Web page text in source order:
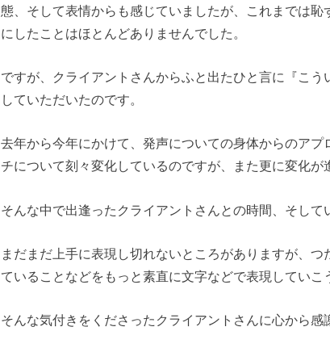
態、そして表情からも感じていましたが、これまでは
にしたことはほとんどありませんでした。
ですが、クライアントさんからふと出たひと言に『こ
していただいたのです。
去年から今年にかけて、発声についての身体からのア
チについて刻々変化しているのですが、また更に変化が
そんな中で出逢ったクライアントさんとの時間、そして
まだまだ上手に表現し切れないところがありますが、
ていることなどをもっと素直に文字などで表現していこ
そんな気付きをくださったクライアントさんに心から感